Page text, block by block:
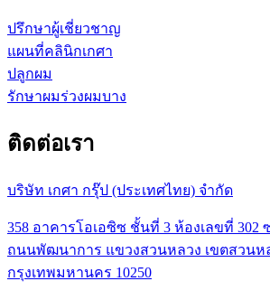
ปรึกษาผู้เชี่ยวชาญ
แผนที่คลินิกเกศา
ปลูกผม
รักษาผมร่วงผมบาง
ติดต่อเรา
บริษัท เกศา กรุ๊ป (ประเทศไทย) จำกัด
358 อาคารโอเอซิซ ชั้นที่ 3 ห้องเลขที่ 302
ถนนพัฒนาการ แขวงสวนหลวง เขตสวนห
กรุงเทพมหานคร 10250